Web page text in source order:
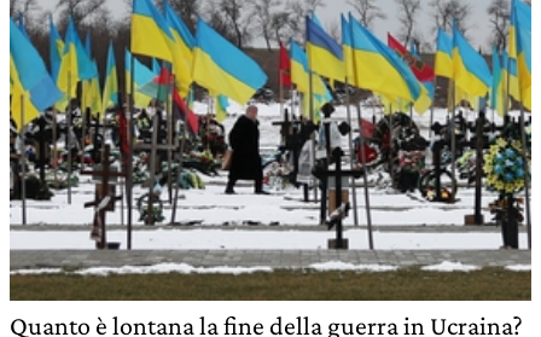
Quanto è lontana la fine della guerra in Ucraina?